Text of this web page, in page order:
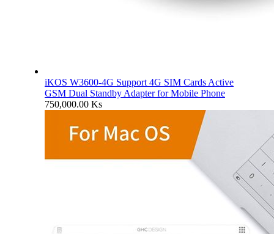
iKOS W3600-4G Support 4G SIM Cards Active
GSM Dual Standby Adapter for Mobile Phone
750,000.00 Ks